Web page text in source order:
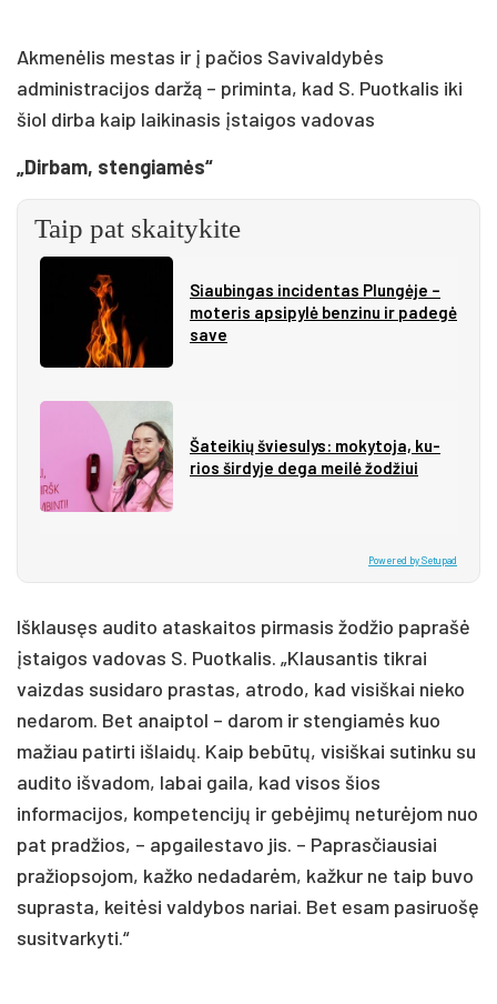
Akmenėlis mestas ir į pačios Savivaldybės
administracijos daržą – priminta, kad S. Puotkalis iki
šiol dirba kaip laikinasis įstaigos vadovas
„Dirbam, stengiamės“
Taip pat skaitykite
Siau­bin­gas in­ci­den­tas Plun­gė­je –
mo­te­ris ap­si­py­lė ben­zi­nu ir pa­de­gė
sa­ve
Ša­tei­kių švie­su­lys: mo­ky­to­ja, ku­
rios šir­dy­je de­ga mei­lė žo­džiui
Powered by Setupad
Išklausęs audito ataskaitos pirmasis žodžio paprašė
įstaigos vadovas S. Puotkalis. „Klausantis tikrai
vaizdas susidaro prastas, atrodo, kad visiškai nieko
nedarom. Bet anaiptol – darom ir stengiamės kuo
mažiau patirti išlaidų. Kaip bebūtų, visiškai sutinku su
audito išvadom, labai gaila, kad visos šios
informacijos, kompetencijų ir gebėjimų neturėjom nuo
pat pradžios, – apgailestavo jis. – Paprasčiausiai
pražiopsojom, kažko nedadarėm, kažkur ne taip buvo
suprasta, keitėsi valdybos nariai. Bet esam pasiruošę
susitvarkyti.“